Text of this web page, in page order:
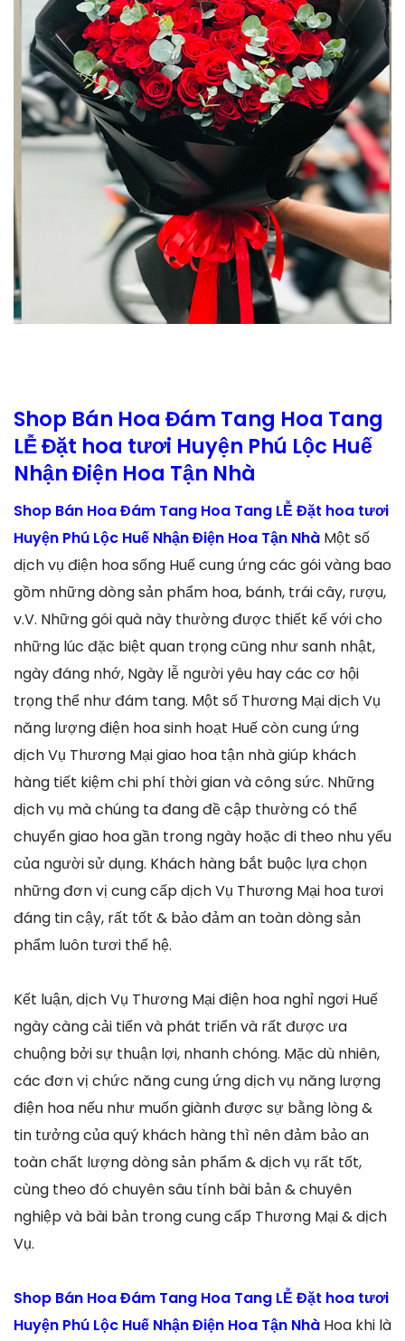
Shop Bán Hoa Đám Tang Hoa Tang
LỄ Đặt hoa tươi Huyện Phú Lộc Huế
Nhận Điện Hoa Tận Nhà
Shop Bán Hoa Đám Tang Hoa Tang LỄ Đặt hoa tươi
Huyện Phú Lộc Huế Nhận Điện Hoa Tận Nhà Một số
dịch vụ điện hoa sống Huế cung ứng các gói vàng bao
gồm những dòng sản phẩm hoa, bánh, trái cây, rượu,
v.V. Những gói quà này thường được thiết kế với cho
những lúc đặc biệt quan trọng cũng như sanh nhật,
ngày đáng nhớ, Ngày lễ người yêu hay các cơ hội
trọng thể như đám tang. Một số Thương Mại dịch Vụ
năng lượng điện hoa sinh hoạt Huế còn cung ứng
dịch Vụ Thương Mại giao hoa tận nhà giúp khách
hàng tiết kiệm chi phí thời gian và công sức. Những
dịch vụ mà chúng ta đang đề cập thường có thể
chuyển giao hoa gần trong ngày hoặc đi theo nhu yếu
của người sử dụng. Khách hàng bắt buộc lựa chọn
những đơn vị cung cấp dịch Vụ Thương Mại hoa tươi
đáng tin cậy, rất tốt & bảo đảm an toàn dòng sản
phẩm luôn tươi thế hệ.
Kết luận, dịch Vụ Thương Mại điện hoa nghỉ ngơi Huế
ngày càng cải tiến và phát triển và rất được ưa
chuộng bởi sự thuận lợi, nhanh chóng. Mặc dù nhiên,
các đơn vị chức năng cung ứng dịch vụ năng lượng
điện hoa nếu như muốn giành được sự bằng lòng &
tin tưởng của quý khách hàng thì nên đảm bảo an
toàn chất lượng dòng sản phẩm & dịch vụ rất tốt,
cùng theo đó chuyên sâu tính bài bản & chuyên
nghiệp và bài bản trong cung cấp Thương Mại & dịch
Vụ.
Shop Bán Hoa Đám Tang Hoa Tang LỄ Đặt hoa tươi
Huyện Phú Lộc Huế Nhận Điện Hoa Tận Nhà Hoa khi là